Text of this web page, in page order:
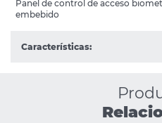
Panel de control de acceso
embebido
Características: